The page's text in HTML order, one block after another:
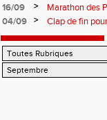
16/09
>
Marathon des
04/09
> Clap de fin